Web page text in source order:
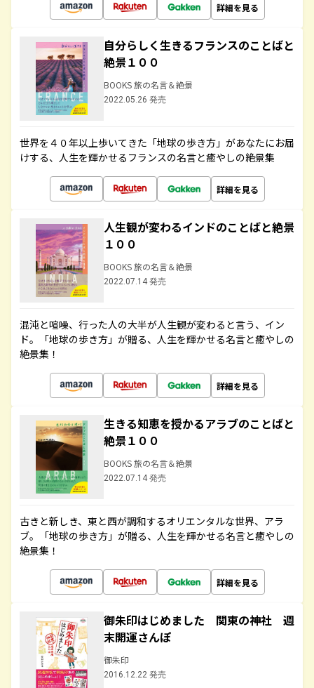
詳細を見る
自分らしく生きるフランスのことばと
絶景１００
BOOKS 旅の名言＆絶景
2022.05.26 発売
世界を４０年以上歩いてきた「地球の歩き方」があなたにお届
けする、人生を輝かせるフランスの名言と癒やしの絶景集
詳細を見る
人生観が変わるインドのことばと絶景
１００
BOOKS 旅の名言＆絶景
2022.07.14 発売
混沌と喧噪、行った人の大半が人生観が変わると言う、イン
ド。「地球の歩き方」が贈る、人生を輝かせる名言と癒やしの
絶景集！
詳細を見る
生きる知恵を授かるアラブのことばと
絶景１００
BOOKS 旅の名言＆絶景
2022.07.14 発売
古きと新しき、東と西が調和するオリエンタルな世界、アラ
ブ。「地球の歩き方」が贈る、人生を輝かせる名言と癒やしの
絶景集！
詳細を見る
御朱印はじめました 関東の神社 週
末開運さんぽ
御朱印
2016.12.22 発売